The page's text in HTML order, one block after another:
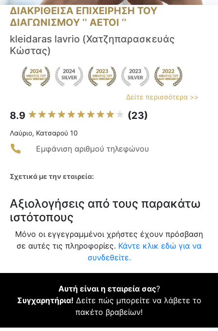
ΔΙΑΚΡΙΘΕΙΣΑ ΕΠΙΧΕΙΡΗΣΗ ΤΟΥ
ΔΙΑΓΩΝΙΣΜΟΥ ‘’ ΑΕΤΟΙ ‘’
kleidaras lavrio (Χατζηπαρασκευάς
Κώστας)
Δείτε περισσότερα >>
8.9 (23)
Λαύριο, Κατσαρού 10
Εμφάνιση αριθμού τηλεφώνου
Σχετικά με την εταιρεία:
Αξιολογήσεις από τους παρακάτω
ιστότοπους
Μόνο οι εγγεγραμμένοι χρήστες έχουν πρόσβαση
σε αυτές τις πληροφορίες. Κάντε κλικ εδώ για να
συνδεθείτε.
Αυτή είναι η εταιρεία σας?
Συγχαρητήρια! Δείτε πώς μπορείτε να λάβετε το
πακέτο βραβείων!